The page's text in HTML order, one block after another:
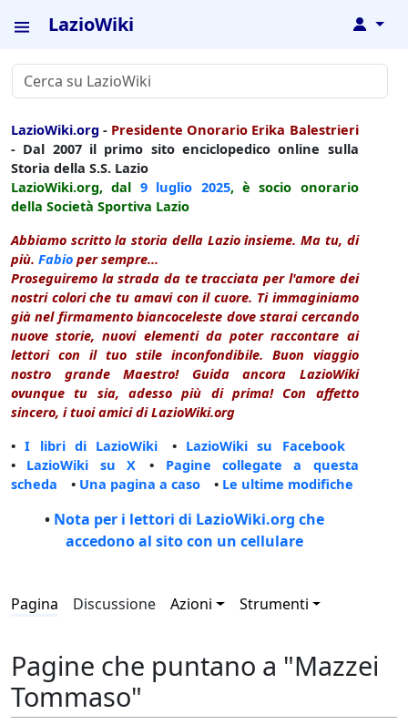
LazioWiki ↓
LazioWiki.org - Presidente Onorario Erika Balestrieri
- Dal 2007 il primo sito enciclopedico online sulla
Storia della S.S. Lazio
LazioWiki.org, dal 9 luglio 2025, è socio onorario
della Società Sportiva Lazio
Abbiamo scritto la storia della Lazio insieme. Ma tu, di
più. Fabio per sempre...
Proseguiremo la strada da te tracciata per l'amore dei
nostri colori che tu amavi con il cuore. Ti immaginiamo
già nel firmamento biancoceleste dove starai cercando
nuove storie, nuovi elementi da poter raccontare ai
lettori con il tuo stile inconfondibile. Buon viaggio
nostro grande Maestro! Guida ancora LazioWiki
ovunque tu sia, adesso più di prima! Con affetto
sincero, i tuoi amici di LazioWiki.org
•I libri di LazioWiki • LazioWiki su Facebook
• LazioWiki su X • Pagine collegate a questa
scheda • Una pagina a caso • Le ultime modifiche
• Nota per i lettori di LazioWiki.org che
accedono al sito con un cellulare
Pagina Discussione Azioni Strumenti
Pagine che puntano a "Mazzei
Tommaso"